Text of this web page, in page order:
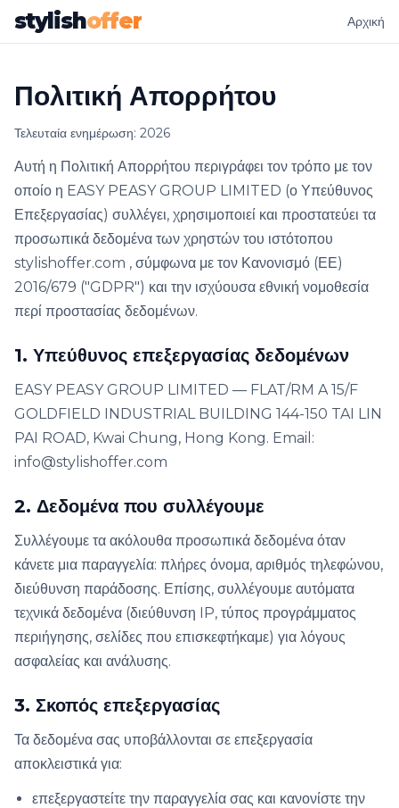
stylishoffer Αρχική
Πολιτική Απορρήτου
Τελευταία ενημέρωση: 2026
Αυτή η Πολιτική Απορρήτου περιγράφει τον τρόπο με τον
οποίο η EASY PEASY GROUP LIMITED (ο Υπεύθυνος
Επεξεργασίας) συλλέγει, χρησιμοποιεί και προστατεύει τα
προσωπικά δεδομένα των χρηστών του ιστότοπου
stylishoffer.com , σύμφωνα με τον Κανονισμό (ΕΕ)
2016/679 ("GDPR") και την ισχύουσα εθνική νομοθεσία
περί προστασίας δεδομένων.
1. Υπεύθυνος επεξεργασίας δεδομένων
EASY PEASY GROUP LIMITED — FLAT/RM A 15/F
GOLDFIELD INDUSTRIAL BUILDING 144-150 TAI LIN
PAI ROAD, Kwai Chung, Hong Kong. Email:
info@stylishoffer.com
2. Δεδομένα που συλλέγουμε
Συλλέγουμε τα ακόλουθα προσωπικά δεδομένα όταν
κάνετε μια παραγγελία: πλήρες όνομα, αριθμός τηλεφώνου,
διεύθυνση παράδοσης. Επίσης, συλλέγουμε αυτόματα
τεχνικά δεδομένα (διεύθυνση IP, τύπος προγράμματος
περιήγησης, σελίδες που επισκεφτήκαμε) για λόγους
ασφαλείας και ανάλυσης.
3. Σκοπός επεξεργασίας
Τα δεδομένα σας υποβάλλονται σε επεξεργασία
αποκλειστικά για:
επεξεργαστείτε την παραγγελία σας και κανονίστε την